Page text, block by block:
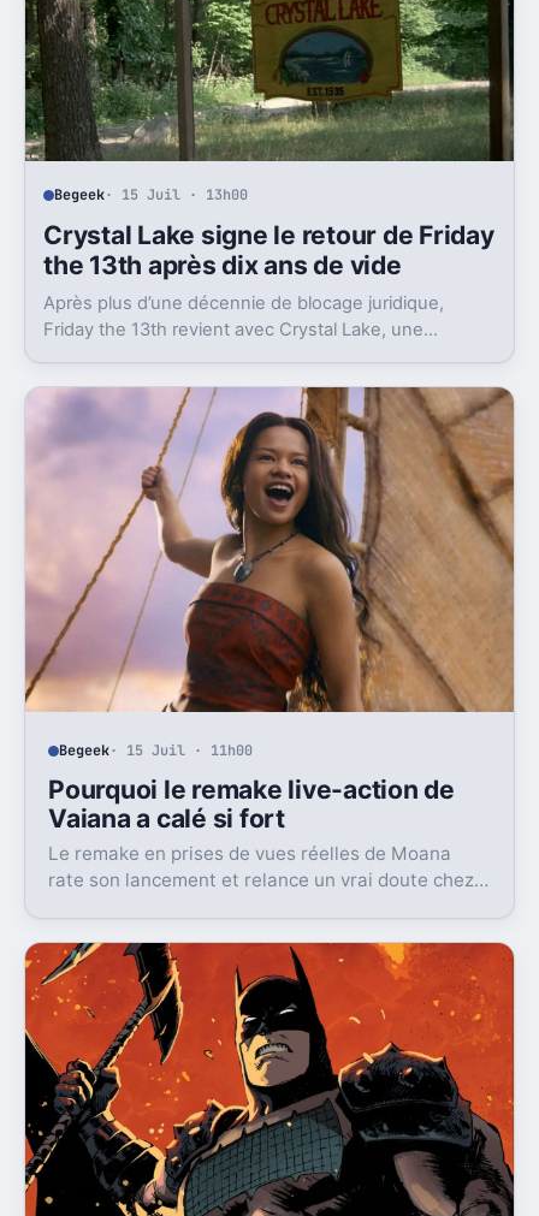
Begeek· 15 Juil · 13h00
Crystal Lake signe le retour de Friday
the 13th après dix ans de vide
Après plus d’une décennie de blocage juridique,
Friday the 13th revient avec Crystal Lake, une
décor.
Begeek· 15 Juil · 11h00
Pourquoi le remake live-action de
Vaiana a calé si fort
Le remake en prises de vues réelles de Moana
rate son lancement et relance un vrai doute chez